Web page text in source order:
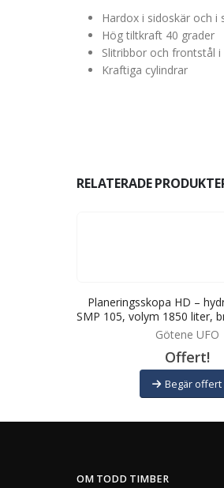
Hardox i sidoskär och i
Hög tiltkraft 40 grader
Slitribbor och frontstål i
Kraftiga cylindrar
RELATERADE
Planeringsskopa HD –
SMP 105, volym 1850 liter,
Götene UFO
Offert!
Begär offert
OM TODD TIMBER